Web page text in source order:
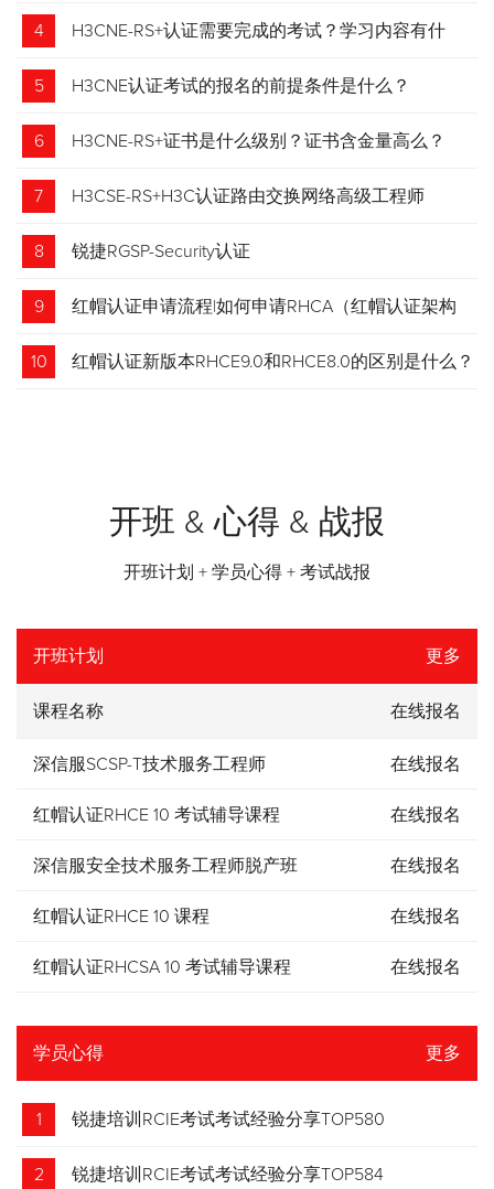
4 H3CNE-RS+认证需要完成的考试？学习内容有什
么？
5 H3CNE认证考试的报名的前提条件是什么？
6 H3CNE-RS+证书是什么级别？证书含金量高么？
7 H3CSE-RS+H3C认证路由交换网络高级工程师
8 锐捷RGSP-Security认证
9 红帽认证申请流程|如何申请RHCA（红帽认证架构
师）证书？申请步骤请收藏！
10 红帽认证新版本RHCE9.0和RHCE8.0的区别是什么？
开班 & 心得 & 战报
开班计划 + 学员心得 + 考试战报
开班计划 更多
课程名称 在线报名
深信服SCSP-T技术服务工程师 在线报名
红帽认证RHCE 10 考试辅导课程 在线报名
深信服安全技术服务工程师脱产班 在线报名
红帽认证RHCE 10 课程 在线报名
红帽认证RHCSA 10 考试辅导课程 在线报名
学员心得 更多
1 锐捷培训RCIE考试考试经验分享TOP580
2 锐捷培训RCIE考试考试经验分享TOP584